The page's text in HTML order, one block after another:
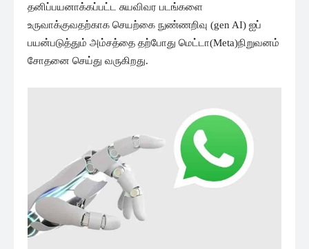
தனிப்பயனாக்கப்பட்ட சுயவிவர படங்களை
உருவாக்குவதற்காக செயற்கை நுண்ணறிவு (gen AI) ஐப்
பயன்படுத்தும் அம்சத்தை தற்போது மெட்டா(Meta)நிறுவனம்
சோதனை செய்து வருகிறது.